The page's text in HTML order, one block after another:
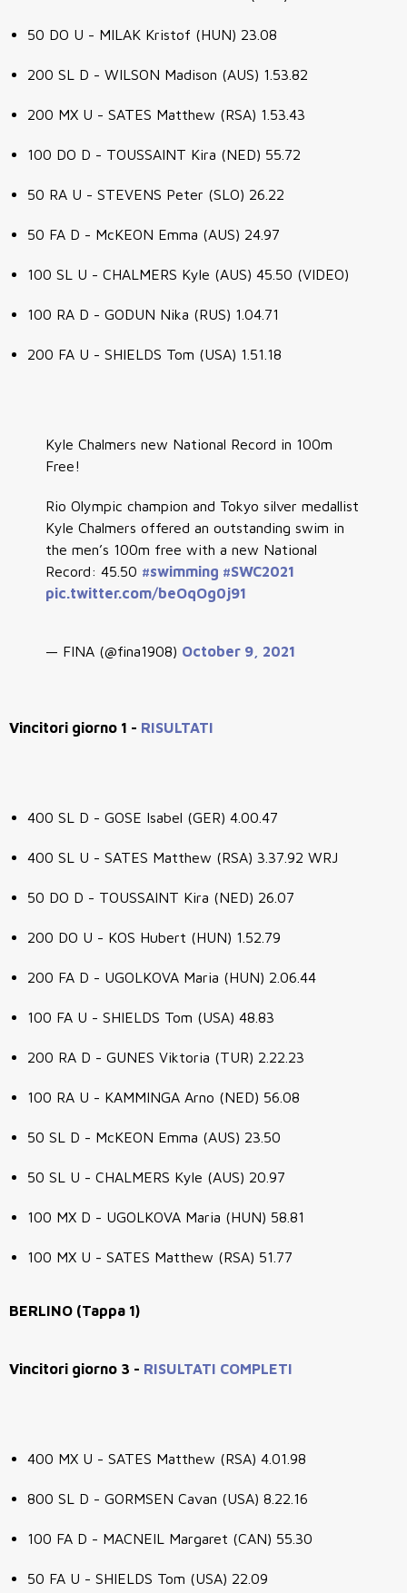
50 DO U - MILAK Kristof (HUN) 23.08
200 SL D - WILSON Madison (AUS) 1.53.82
200 MX U - SATES Matthew (RSA) 1.53.43
100 DO D - TOUSSAINT Kira (NED) 55.72
50 RA U - STEVENS Peter (SLO) 26.22
50 FA D - McKEON Emma (AUS) 24.97
100 SL U - CHALMERS Kyle (AUS) 45.50 (VIDEO)
100 RA D - GODUN Nika (RUS) 1.04.71
200 FA U - SHIELDS Tom (USA) 1.51.18
Kyle Chalmers new National Record in 100m
Free!
Rio Olympic champion and Tokyo silver medallist
Kyle Chalmers offered an outstanding swim in
the men’s 100m free with a new National
Record: 45.50 #swimming #SWC2021
pic.twitter.com/beOqOg0j91
— FINA (@fina1908) October 9, 2021
Vincitori giorno 1 - RISULTATI
400 SL D - GOSE Isabel (GER) 4.00.47
400 SL U - SATES Matthew (RSA) 3.37.92 WRJ
50 DO D - TOUSSAINT Kira (NED) 26.07
200 DO U - KOS Hubert (HUN) 1.52.79
200 FA D - UGOLKOVA Maria (HUN) 2.06.44
100 FA U - SHIELDS Tom (USA) 48.83
200 RA D - GUNES Viktoria (TUR) 2.22.23
100 RA U - KAMMINGA Arno (NED) 56.08
50 SL D - McKEON Emma (AUS) 23.50
50 SL U - CHALMERS Kyle (AUS) 20.97
100 MX D - UGOLKOVA Maria (HUN) 58.81
100 MX U - SATES Matthew (RSA) 51.77
BERLINO (Tappa 1)
Vincitori giorno 3 - RISULTATI COMPLETI
400 MX U - SATES Matthew (RSA) 4.01.98
800 SL D - GORMSEN Cavan (USA) 8.22.16
100 FA D - MACNEIL Margaret (CAN) 55.30
50 FA U - SHIELDS Tom (USA) 22.09